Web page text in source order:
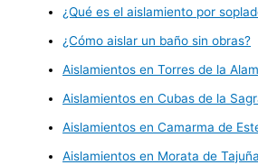
¿Qué es el aislamiento por
¿Cómo aislar un baño sin obras?
Aislamientos en Torres de la
Aislamientos en Cubas de la
Aislamientos en Camarma de
Aislamientos en Morata de Tajuña